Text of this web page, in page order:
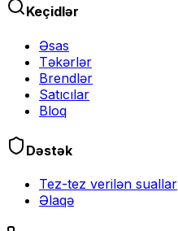
Keçidlər
Əsas
Təkərlər
Brendlər
Satıcılar
Bloq
Dəstək
Tez-tez verilən suallar
Əlaqə